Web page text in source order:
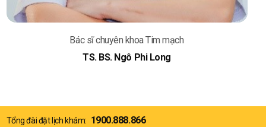
Bác sĩ chuyên khoa Tim mạch
TS. BS. Ngô Phi Long
Tổng đài đặt lịch khám: 1900.888.866